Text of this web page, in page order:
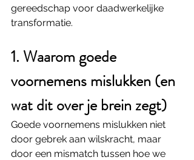
gereedschap voor daadwerkelijke
transformatie.
1. Waarom goede
voornemens mislukken (en
wat dit over je brein zegt)
Goede voornemens mislukken niet
door gebrek aan wilskracht, maar
door een mismatch tussen hoe we